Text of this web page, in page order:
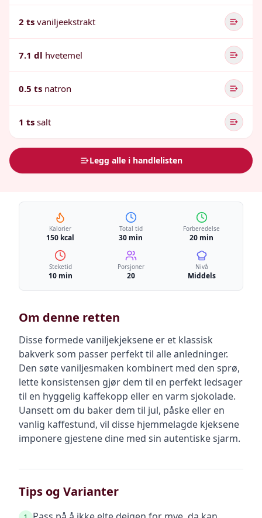
2 ts vaniljeekstrakt
7.1 dl hvetemel
0.5 ts natron
1 ts salt
Legg alle i handlelisten
Kalorier
150 kcal
Total tid
30 min
Forberedelse
20 min
Steketid
10 min
Porsjoner
20
Nivå
Middels
Om denne retten
Disse formede vaniljekjeksene er et klassisk
bakverk som passer perfekt til alle anledninger.
Den søte vaniljesmaken kombinert med den sprø,
lette konsistensen gjør dem til en perfekt ledsager
til en hyggelig kaffekopp eller en varm sjokolade.
Uansett om du baker dem til jul, påske eller en
vanlig kaffestund, vil disse hjemmelagde kjeksene
imponere gjestene dine med sin autentiske sjarm.
Tips og Varianter